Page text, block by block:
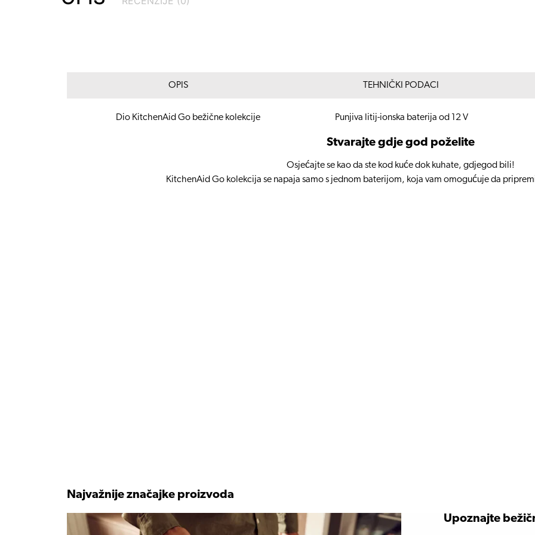
OPIS TEHNIČKI PODACI
Dio KitchenAid Go bežične kolekcije Punjiva litij-ionska baterija od 12 V
Stvarajte gdje god poželite
Osjećajte se kao da ste kod kuće dok kuhate, gdjegod bili!
KitchenAid Go kolekcija se napaja samo s jednom baterijom, koja vam omogućuje da
Najvažnije značajke proizvoda
Upoznajte